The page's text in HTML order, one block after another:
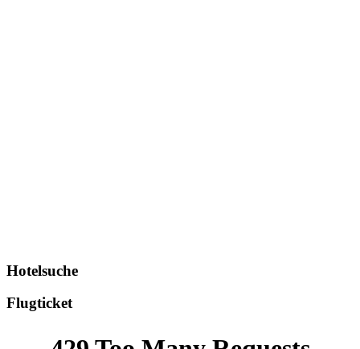
Hotelsuche
Flugticket